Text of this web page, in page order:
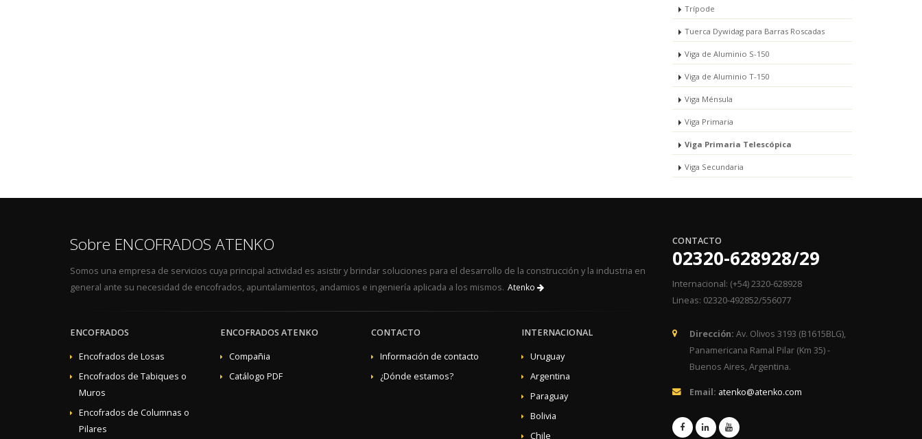
Trípode
Tuerca Dywidag para Barras Roscadas
Viga de Aluminio S-150
Viga de Aluminio T-150
Viga Ménsula
Viga Primaria
Viga Primaria Telescópica
Viga Secundaria
Sobre ENCOFRADOS ATENKO
Somos una empresa de servicios cuya principal actividad es asistir y brindar soluciones para el desarrollo de la construcción y la industria en
general ante su necesidad de encofrados, apuntalamientos, andamios e ingeniería aplicada a los mismos. Atenko
ENCOFRADOS
Encofrados de Losas
Encofrados de Tabiques o
Muros
Encofrados de Columnas o
Pilares
ENCOFRADOS ATENKO
Compañia
Catálogo PDF
CONTACTO
Información de contacto
¿Dónde estamos?
INTERNACIONAL
Uruguay
Argentina
Paraguay
Bolivia
Chile
CONTACTO
02320-628928/29
Internacional: (+54) 2320-628928
Lineas: 02320-492852/556077
Dirección: Av. Olivos 3193 (B1615BLG),
Panamericana Ramal Pilar (Km 35) -
Buenos Aires, Argentina.
Email: atenko@atenko.com